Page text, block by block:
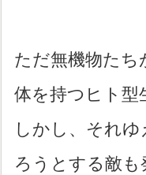
ただ無機物たち
体を持つヒト型
しかし、それ
ろうとする敵も